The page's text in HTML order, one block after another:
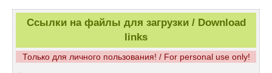
Ссылки на файлы для загрузки / Download
links
Только для личного пользования! / For personal use only!